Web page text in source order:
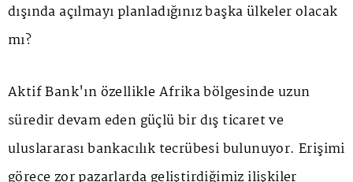
dışında açılmayı planladığınız başka ülkeler olacak
mı?
Aktif Bank'ın özellikle Afrika bölgesinde uzun
süredir devam eden güçlü bir dış ticaret ve
uluslararası bankacılık tecrübesi bulunuyor. Erişimi
görece zor pazarlarda geliştirdiğimiz ilişkiler